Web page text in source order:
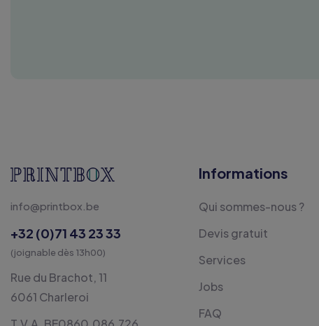
info@printbox.be
+32 (0)71 43 23 33
(joignable dès 13h00)
Rue du Brachot, 11
6061 Charleroi
Informations
Qui sommes-nous ?
Devis gratuit
Services
Jobs
FAQ